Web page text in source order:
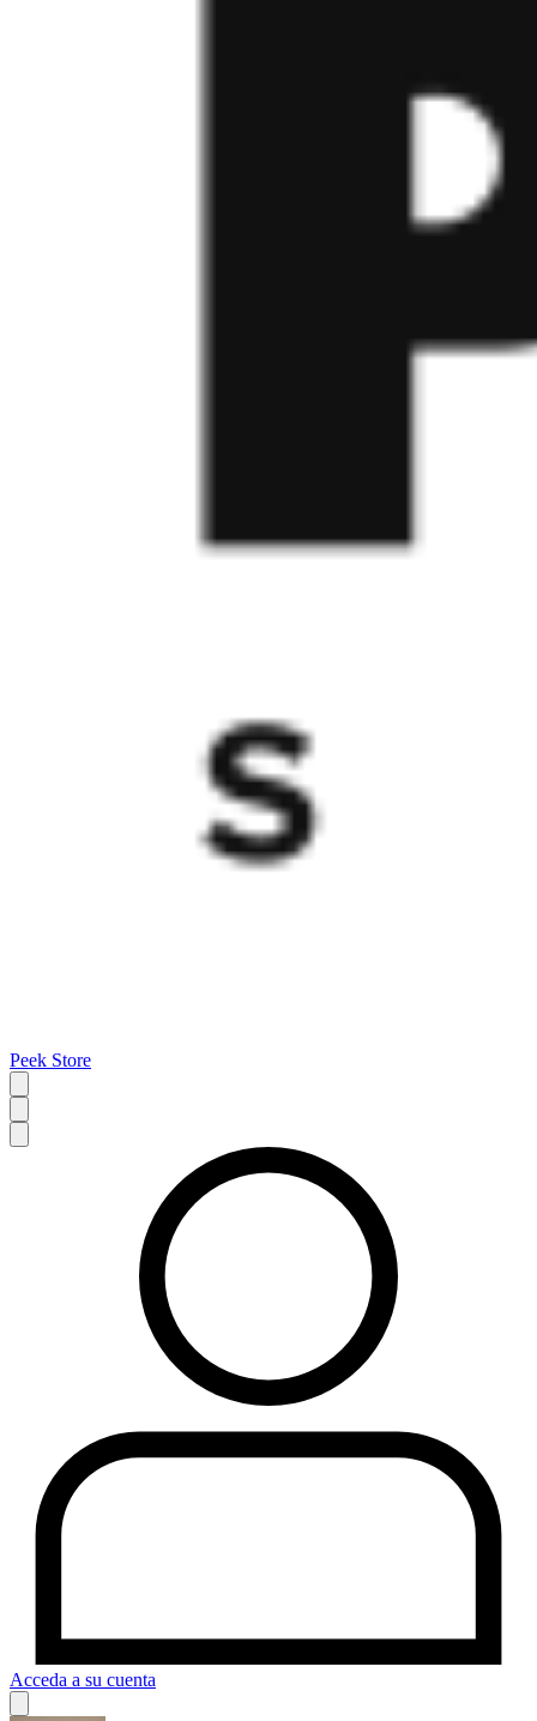
Peek Store
Acceda a su cuenta